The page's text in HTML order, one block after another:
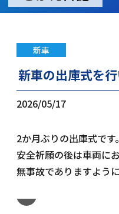
新車
新車の出庫式を
2026/05/17
2か月ぶりの出庫式です。
安全祈願の後は車両に
無事故でありますよう